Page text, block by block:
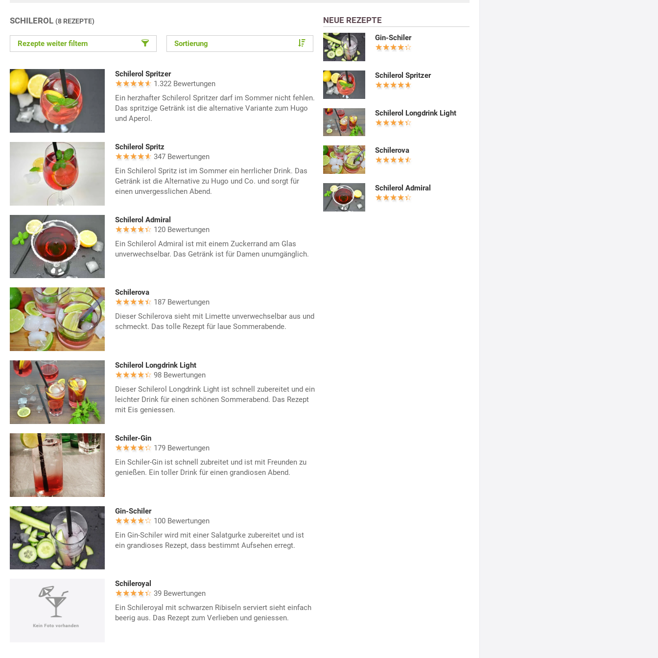
SCHILEROL (8 REZEPTE)
Rezepte weiter filtern Sortierung
Schilerol Spritzer
1.322 Bewertungen
Ein herzhafter Schilerol Spritzer darf im Sommer nicht fehlen.
Das spritzige Getränk ist die alternative Variante zum Hugo
und Aperol.
Schilerol Spritz
347 Bewertungen
Ein Schilerol Spritz ist im Sommer ein herrlicher Drink. Das
Getränk ist die Alternative zu Hugo und Co. und sorgt für
einen unvergesslichen Abend.
Schilerol Admiral
120 Bewertungen
Ein Schilerol Admiral ist mit einem Zuckerrand am Glas
unverwechselbar. Das Getränk ist für Damen unumgänglich.
Schilerova
187 Bewertungen
Dieser Schilerova sieht mit Limette unverwechselbar aus und
schmeckt. Das tolle Rezept für laue Sommerabende.
Schilerol Longdrink Light
98 Bewertungen
Dieser Schilerol Longdrink Light ist schnell zubereitet und ein
leichter Drink für einen schönen Sommerabend. Das Rezept
mit Eis geniessen.
Schiler-Gin
179 Bewertungen
Ein Schiler-Gin ist schnell zubreitet und ist mit Freunden zu
genießen. Ein toller Drink für einen grandiosen Abend.
Gin-Schiler
100 Bewertungen
Ein Gin-Schiler wird mit einer Salatgurke zubereitet und ist
ein grandioses Rezept, dass bestimmt Aufsehen erregt.
Schileroyal
39 Bewertungen
Ein Schileroyal mit schwarzen Ribiseln serviert sieht einfach
beerig aus. Das Rezept zum Verlieben und geniessen.
NEUE REZEPTE
Gin-Schiler
Schilerol Spritzer
Schilerol Longdrink Light
Schilerova
Schilerol Admiral